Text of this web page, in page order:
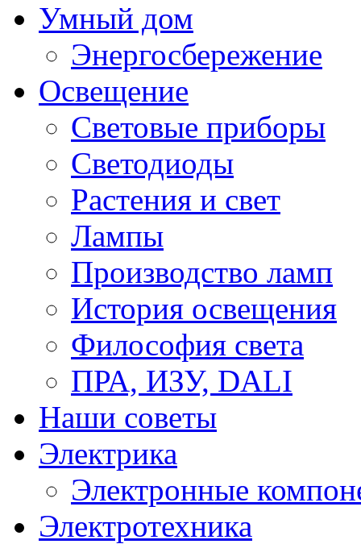
Умный дом
Энергосбережение
Освещение
Световые приборы
Светодиоды
Растения и свет
Лампы
Производство ламп
История освещения
Философия света
ПРА, ИЗУ, DALI
Наши советы
Электрика
Электронные
Электротехника